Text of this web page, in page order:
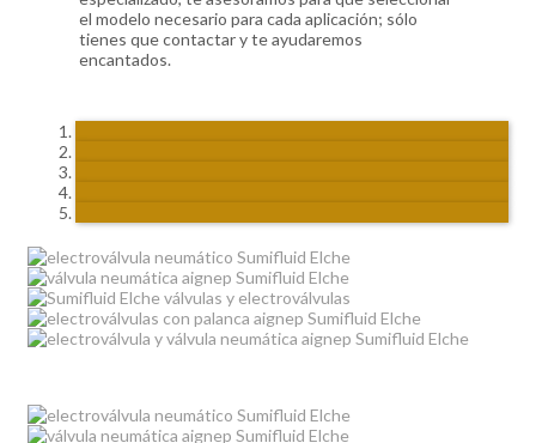
el modelo necesario para cada aplicación; sólo
tienes que contactar y te ayudaremos
encantados.